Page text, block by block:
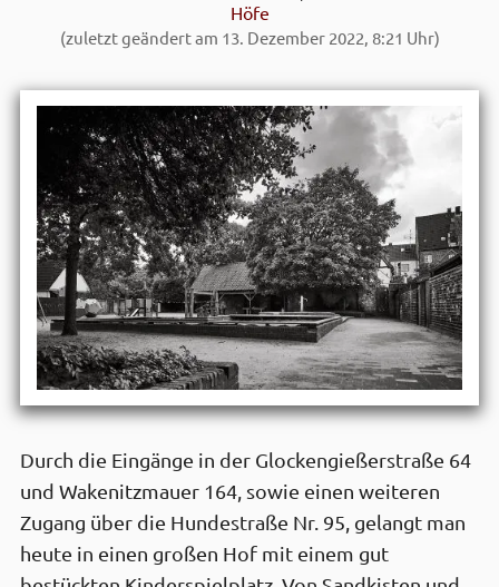
Höfe
(zuletzt geändert am 13. Dezember 2022, 8:21 Uhr)
Durch die Eingänge in der Glocken­gießer­straße 64
und Wakenitz­mauer 164, sowie einen weiteren
Zugang über die Hunde­straße Nr. 95, gelangt man
heute in einen großen Hof mit einem gut